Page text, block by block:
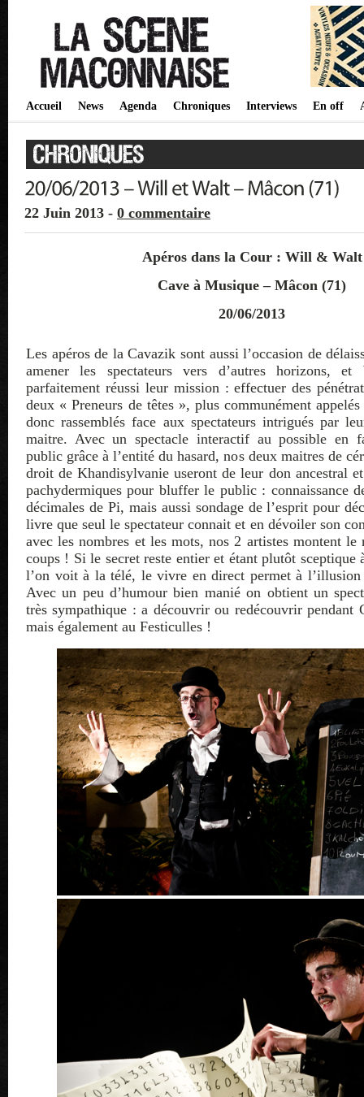
Accueil News Agenda Chroniques Interviews En off
22 Juin 2013 - 0 commentaire
Apéros dans la Cour : Will & Walt
Cave à Musique – Mâcon (71)
20/06/2013
Les apéros de la Cavazik sont aussi l’occasion de
amener les spectateurs vers d’autres horizons,
parfaitement réussi leur mission : effectuer des
deux « Preneurs de têtes », plus communément
donc rassemblés face aux spectateurs intrigués par
maitre. Avec un spectacle interactif au possible en
public grâce à l’entité du hasard, nos deux maitres de
droit de Khandisylvanie useront de leur don ancestral
pachydermiques pour bluffer le public : connaissance
décimales de Pi, mais aussi sondage de l’esprit pour
livre que seul le spectateur connait et en dévoiler son
avec les nombres et les mots, nos 2 artistes montent le
coups ! Si le secret reste entier et étant plutôt sceptique
l’on voit à la télé, le vivre en direct permet à
Avec un peu d’humour bien manié on obtient un
très sympathique : a découvrir ou redécouvrir pendant
mais également au Festiculles !